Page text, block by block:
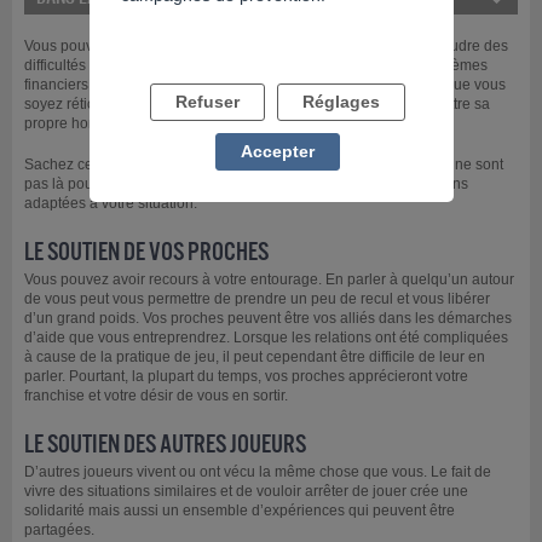
Vous pouvez être aidé pour arrêter de jouer mais aussi pour résoudre des
difficultés qui découlent de votre pratique de jeu comme les problèmes
financiers, sociaux, relationnels et/ou psychologiques. Il se peut que vous
soyez réticent à demander de l’aide. Il faut en effet parfois combattre sa
propre honte à en être arrivé là pour oser franchir le pas.
Sachez cependant que les professionnels que vous rencontrerez ne sont
pas là pour vous juger mais pour vous aider et trouver des solutions
adaptées à votre situation.
LE SOUTIEN DE VOS PROCHES
Vous pouvez avoir recours à votre entourage. En parler à quelqu’un autour
de vous peut vous permettre de prendre un peu de recul et vous libérer
d’un grand poids. Vos proches peuvent être vos alliés dans les démarches
d’aide que vous entreprendrez. Lorsque les relations ont été compliquées
à cause de la pratique de jeu, il peut cependant être difficile de leur en
parler. Pourtant, la plupart du temps, vos proches apprécieront votre
franchise et votre désir de vous en sortir.
LE SOUTIEN DES AUTRES JOUEURS
D’autres joueurs vivent ou ont vécu la même chose que vous. Le fait de
vivre des situations similaires et de vouloir arrêter de jouer crée une
solidarité mais aussi un ensemble d’expériences qui peuvent être
partagées.
Refuser Réglages
Accepter